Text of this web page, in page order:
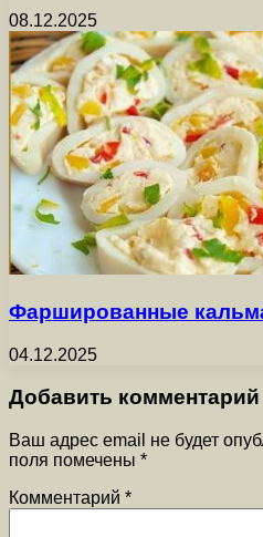
08.12.2025
Фаршированные
04.12.2025
Добавить комментарий
Ваш адрес email не будет
поля помечены *
Комментарий *